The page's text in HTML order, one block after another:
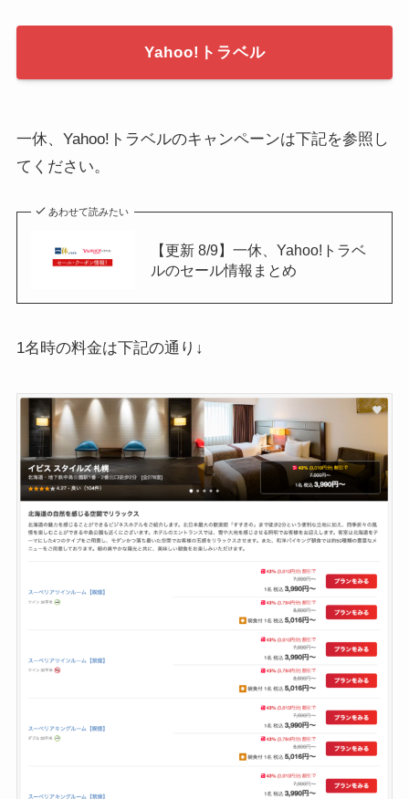
Yahoo!トラベル
一休、Yahoo!トラベルのキャンペーンは下記を参照し
てください。
あわせて読みたい
【更新 8/9】一休、Yahoo!トラベ
ルのセール情報まとめ
1名時の料金は下記の通り↓